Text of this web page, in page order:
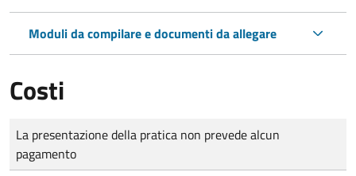
Moduli da compilare e documenti da allegare
Costi
Tipo di pagamento
Importo
La presentazione della pratica non prevede alcun
pagamento